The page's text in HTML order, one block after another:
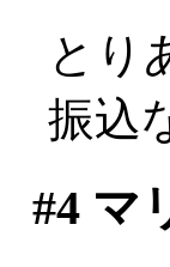
とり
振込
#4マ